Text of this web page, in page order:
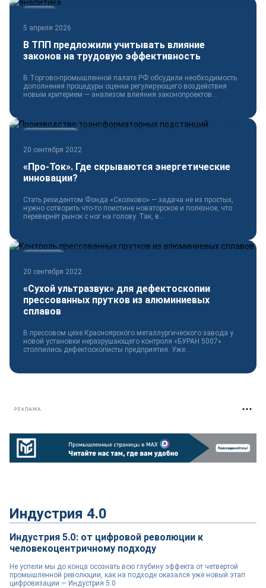
5 апреля 2026
В ТПП предложили учитывать влияние
законов на трудовую эффективность
В Торгово-промышленной палате РФ обсудили необходимость
дополнения процедуры оценки регулирующего воздействия
новым критерием — анализом влияния законопроектов...
20 сентября 2022
«Про-Ток». Где скрываются энергетические
инновации?
Стать резидентом Фонда «Сколково» — задача не из простых,
нужно сотворить что-то поистине новаторское и полезное, что
перевернёт рынок с ног на голову. Так, в...
20 сентября 2022
«Сухой ультразвук» для дефектоскопии
прессованных прутков из алюминиевых
сплавов
В прессовом цехе Красноярского металлургического завода у
новой установки неразрушающего контроля «БУРАН 5007»
столпились дефектоскописты предприятия. Уже...
РЕКЛАМА
Индустрия 4.0
Индустрия 5.0: от цифровой революции к
человекоцентричному подходу
Не успели мы до конца осознать всю глубину эффекта от четвертой
промышленной революции, как на подходе оказался уже новый этап
цифровизации — Индустрия 5.0